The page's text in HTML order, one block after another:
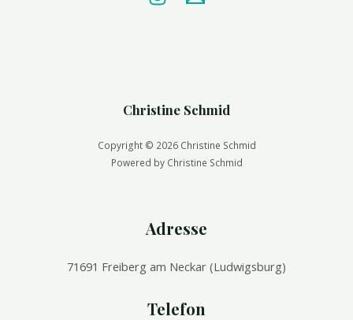
Christine Schmid
Copyright © 2026 Christine Schmid
Powered by Christine Schmid
Adresse
71691 Freiberg am Neckar (Ludwigsburg)
Telefon